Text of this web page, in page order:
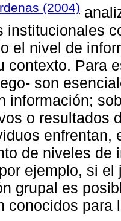
(2004)
institucionales
el nivel de
contexto. Para
son
información;
o resultados
enfrentan,
de niveles de
ejemplo, si
grupal es
conocidos para